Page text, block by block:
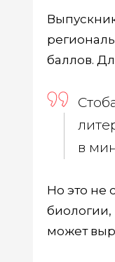
баллов.
в
Но это не
биологии,
может